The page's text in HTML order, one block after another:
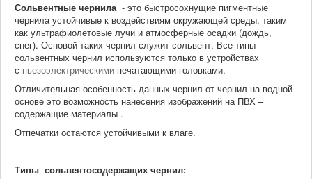
Сольвентные чернила- это быстросохнущие пигментные
чернила устойчивые к воздействиям окружающей среды, таким
как ультрафиолетовые лучи и атмосферные осадки (дождь,
снег). Основой таких чернил служит сольвент. Все типы
сольвентных чернил используются только в устройствах
с пьезоэлектрическими печатающими головками.
Отличительная особенность данных чернил от чернил на водной
основе это возможность нанесения изображений на ПВХ –
содержащие материалы .
Отпечатки остаются устойчивыми к влаге.
Типы сольвентосодержащих чернил: